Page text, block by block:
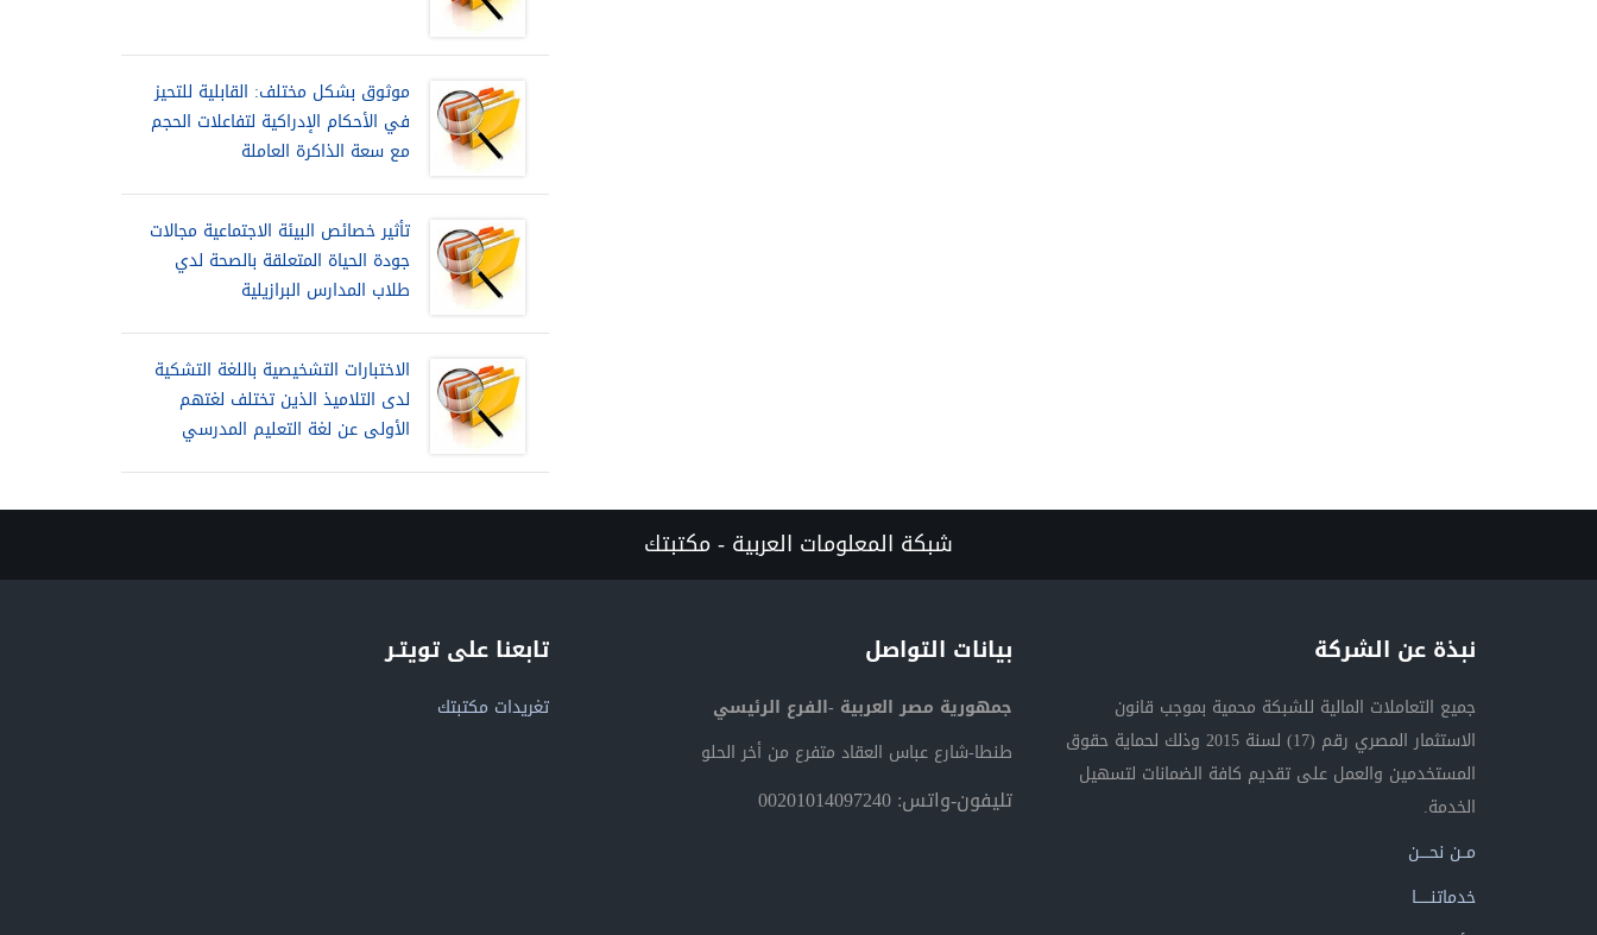
موثوق بشكل مختلف: القابلية للتحيز
في الأحكام الإدراكية لتفاعلات الحجم
مع سعة الذاكرة العاملة
تأثير خصائص البيئة الاجتماعية مجالات
جودة الحياة المتعلقة بالصحة لدي
طلاب المدارس البرازيلية
الاختبارات التشخيصية باللغة التشكية
لدى التلاميذ الذين تختلف لغتهم
الأولى عن لغة التعليم المدرسي
شبكة المعلومات العربية - مكتبتك
نبذة عن الشركة
جميع التعاملات المالية للشبكة محمية بموجب قانون
الاستثمار المصري رقم (17) لسنة 2015 وذلك لحماية حقوق
المستخدمين والعمل على تقديم كافة الضمانات لتسهيل
الخدمة.
مــن نحــــن
خدماتنــــــا
بيانات التواصل
جمهورية مصر العربية -الفرع الرئيسي
طنطا-شارع عباس العقاد متفرع من أخر الحلو
تليفون-واتس: 00201014097240
تابعنا على تويتـر
تغريدات مكتبتك